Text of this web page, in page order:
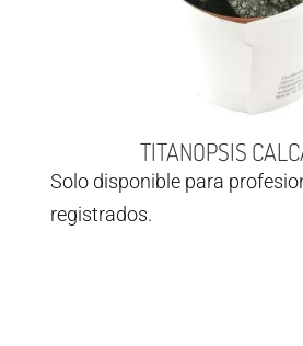
TITANOPSIS
Solo disponible para
registrados.